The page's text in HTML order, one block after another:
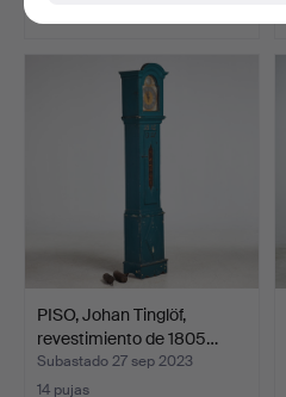
PISO, Johan Tinglöf,
revestimiento de 1805…
Subastado 27 sep 2023
14 pujas